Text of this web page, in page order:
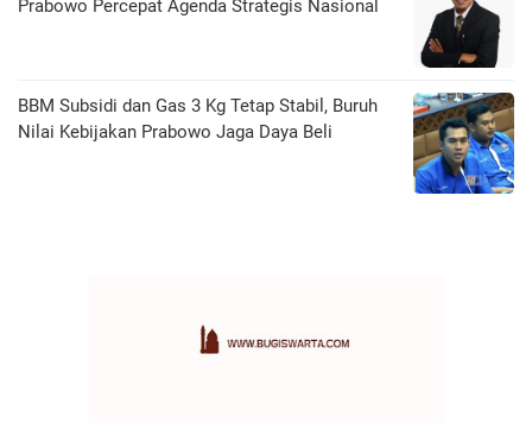
Prabowo Percepat Agenda Strategis Nasional
BBM Subsidi dan Gas 3 Kg Tetap Stabil, Buruh
Nilai Kebijakan Prabowo Jaga Daya Beli